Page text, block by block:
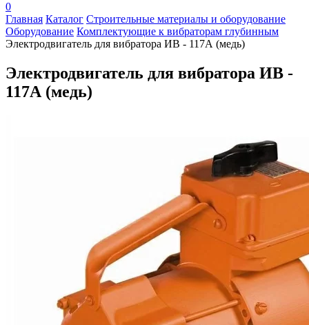
0
Главная Каталог Строительные материалы и оборудование
Оборудование Комплектующие к вибраторам глубинным
Электродвигатель для вибратора ИВ - 117А (медь)
Электродвигатель для вибратора ИВ -
117А (медь)